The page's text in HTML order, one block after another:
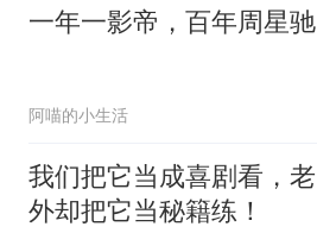
一年一影帝，百年周星驰
阿喵的小生活
我们把它当成喜剧看，老
外却把它当秘籍练！